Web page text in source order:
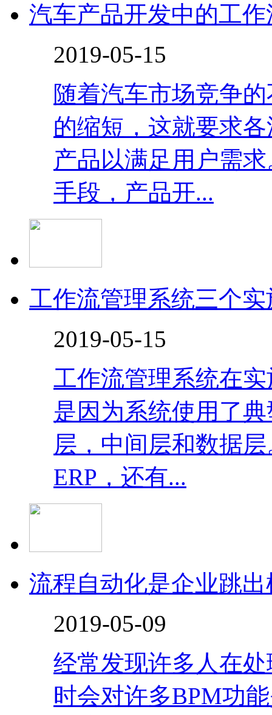
汽车产品开发中的工作
2019-05-15
随着汽车市场竞争
的缩短，这就要求
产品以满足用户需
手段，产品开...
工作流管理系统三个
2019-05-15
工作流管理系统在
是因为系统使用了
层，中间层和数据
ERP，还有...
流程自动化是企业跳
2019-05-09
经常发现许多人在
时会对许多BPM功